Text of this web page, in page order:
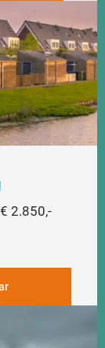
2.850,-